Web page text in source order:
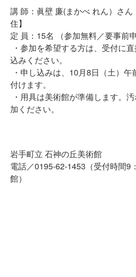
講 師：眞壁 廉(まかべ れん）さ
住】
定 員：15名 （参加無料／要事前申
・参加を希望する方は、受付に
込みください。
・申し込みは、10月8日（土）
付けます。
・用具は美術館が準備します。
加ください。
岩手町立 石神の丘美術館
電話／0195-62-1453（受付時間9
館）